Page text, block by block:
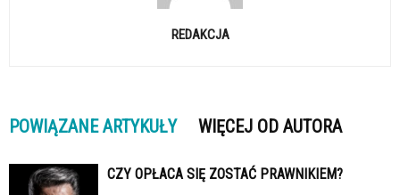
REDAKCJA
POWIĄZANE ARTYKUŁY WIĘCEJ OD AUTORA
CZY OPŁACA SIĘ ZOSTAĆ PRAWNIKIEM?